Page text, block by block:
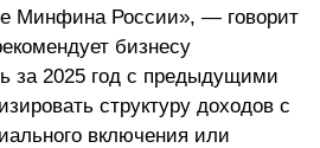
Минфина России», — говорит
бизнесу
за 2025 год с предыдущими
структуру доходов с
включения или